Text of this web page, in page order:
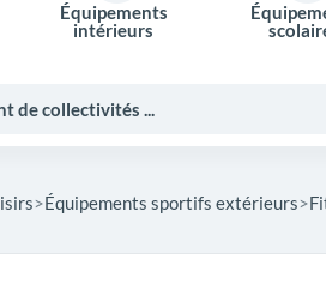
Équipements
intérieurs
Équipements sportifs extérieurs